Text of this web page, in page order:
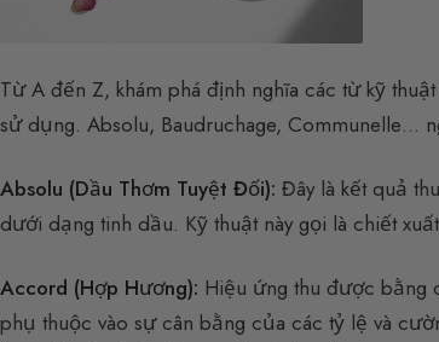
Từ A đến Z, khám phá định nghĩa các từ kỹ
sử dụng. Absolu, Baudruchage, Communelle…
Absolu (Dầu Thơm Tuyệt Đối): Đây là kết quả
dưới dạng tinh dầu. Kỹ thuật này gọi là chiết
Accord (Hợp Hương): Hiệu ứng thu được bằng
phụ thuộc vào sự cân bằng của các tỷ lệ và